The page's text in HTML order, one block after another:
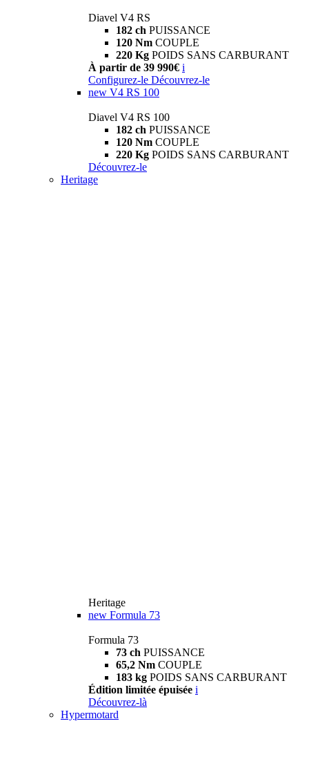
Diavel V4 RS
182 ch PUISSANCE
120 Nm COUPLE
220 Kg POIDS SANS CARBURANT
À partir de 39 990€ i
Configurez-le Découvrez-le
new V4 RS 100
Diavel V4 RS 100
182 ch PUISSANCE
120 Nm COUPLE
220 Kg POIDS SANS CARBURANT
Découvrez-le
Heritage
Heritage
new Formula 73
Formula 73
73 ch PUISSANCE
65,2 Nm COUPLE
183 kg POIDS SANS CARBURANT
Édition limitée épuisée i
Découvrez-là
Hypermotard